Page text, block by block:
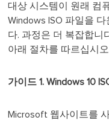
대상 시스템이 원래 컴
Windows ISO 파일을
다. 과정은 더 복잡합니
아래 절차를 따르십시오
가이드 1. Windows 10
Microsoft 웹사이트를